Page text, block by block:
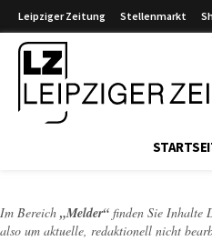
Leipziger Zeitung Stellenmarkt
Im Bereich „Melder“ finden Sie Inhalte
also um aktuelle, redaktionell nicht